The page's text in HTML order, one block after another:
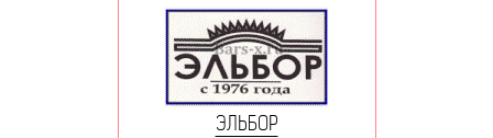
ЭЛЬБОР